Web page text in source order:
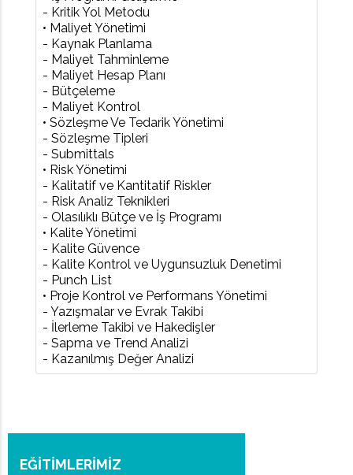
- Kritik Yol Metodu
• Maliyet Yönetimi
- Kaynak Planlama
- Maliyet Tahminleme
- Maliyet Hesap Planı
- Bütçeleme
- Maliyet Kontrol
• Sözleşme Ve Tedarik Yönetimi
- Sözleşme Tipleri
- Submittals
• Risk Yönetimi
- Kalitatif ve Kantitatif Riskler
- Risk Analiz Teknikleri
- Olasılıklı Bütçe ve İş Programı
• Kalite Yönetimi
- Kalite Güvence
- Kalite Kontrol ve Uygunsuzluk Denetimi
- Punch List
• Proje Kontrol ve Performans Yönetimi
- Yazışmalar ve Evrak Takibi
- İlerleme Takibi ve Hakedişler
- Sapma ve Trend Analizi
- Kazanılmış Değer Analizi
EĞİTİMLERİMİZ